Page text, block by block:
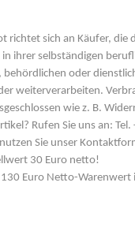
richtet sich an Käufer, die
in ihrer selbständigen
behördlichen oder
weiterverarbeiten.
wie z. B.
Rufen Sie uns an:
Sie unser
30 Euro netto!
Euro Netto-Warenwert